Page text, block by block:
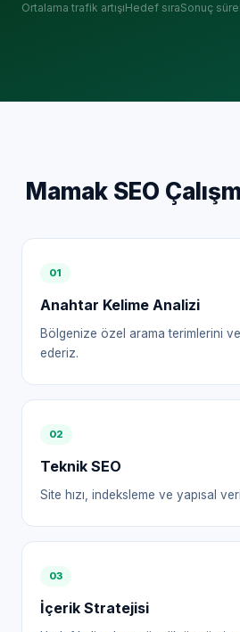
Ortalama trafik artışıHedef sıraSonuç
Mamak SEO
01
Anahtar Kelime Analizi
Bölgenize özel arama terimlerini
ederiz.
02
Teknik SEO
Site hızı, indeksleme ve yapısal
03
İçerik Stratejisi